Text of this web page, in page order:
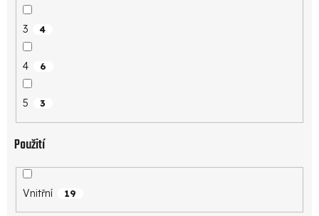
3 4
4 6
5 3
Použití
Vnitřní 19